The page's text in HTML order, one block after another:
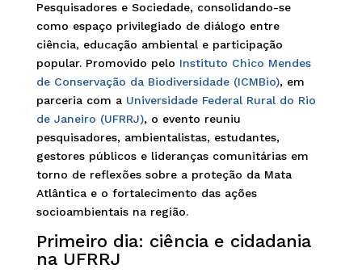
Pesquisadores e Sociedade, consolidando-se
como espaço privilegiado de diálogo entre
ciência, educação ambiental e participação
popular. Promovido pelo Instituto Chico Mendes
de Conservação da Biodiversidade (ICMBio), em
parceria com a Universidade Federal Rural do Rio
de Janeiro (UFRRJ), o evento reuniu
pesquisadores, ambientalistas, estudantes,
gestores públicos e lideranças comunitárias em
torno de reflexões sobre a proteção da Mata
Atlântica e o fortalecimento das ações
socioambientais na região.
Primeiro dia: ciência e cidadania
na UFRRJ